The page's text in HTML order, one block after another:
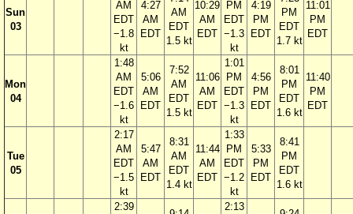
Sun
03
AM
EDT
−1.8
kt
4:27
AM
EDT
AM
EDT
1.5 kt
10:29
AM
EDT
PM
EDT
−1.3
kt
4:19
PM
EDT
PM
EDT
1.7 kt
11:01
PM
EDT
Mon
04
1:48
AM
EDT
−1.6
kt
5:06
AM
EDT
7:52
AM
EDT
1.5 kt
11:06
AM
EDT
1:01
PM
EDT
−1.3
kt
4:56
PM
EDT
8:01
PM
EDT
1.6 kt
11:40
PM
EDT
Tue
05
2:17
AM
EDT
−1.5
kt
5:47
AM
EDT
8:31
AM
EDT
1.4 kt
11:44
AM
EDT
1:33
PM
EDT
−1.2
kt
5:33
PM
EDT
8:41
PM
EDT
1.6 kt
2:39
2:13